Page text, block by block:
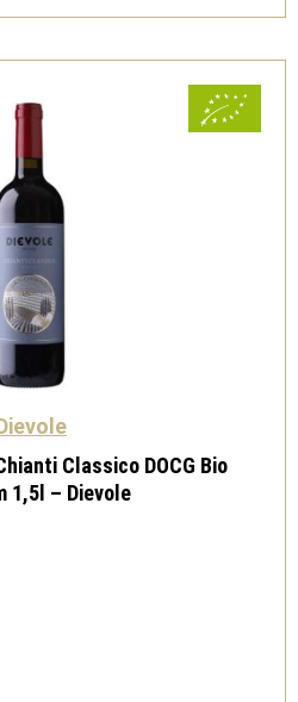
Classico DOCG Bio
1,5l – Dievole